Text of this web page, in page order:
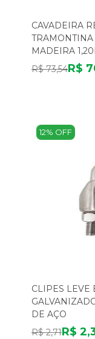
CAVADEIRA
MADEIRA
R$ 73,54R$
12% OFF
CLIPES LEVE
DE AÇO
R$ 2,71R$